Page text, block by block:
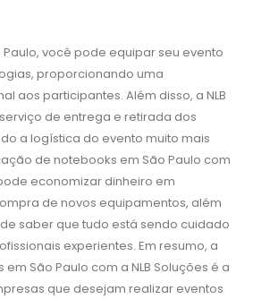
você pode equipar seu evento
proporcionando uma
aos participantes. Além disso, a NLB
de entrega e retirada dos
a logística do evento muito mais
de notebooks em São Paulo com
economizar dinheiro em
de novos equipamentos, além
saber que tudo está sendo cuidado
experientes. Em resumo, a
São Paulo com a NLB Soluções é a
que desejam realizar eventos